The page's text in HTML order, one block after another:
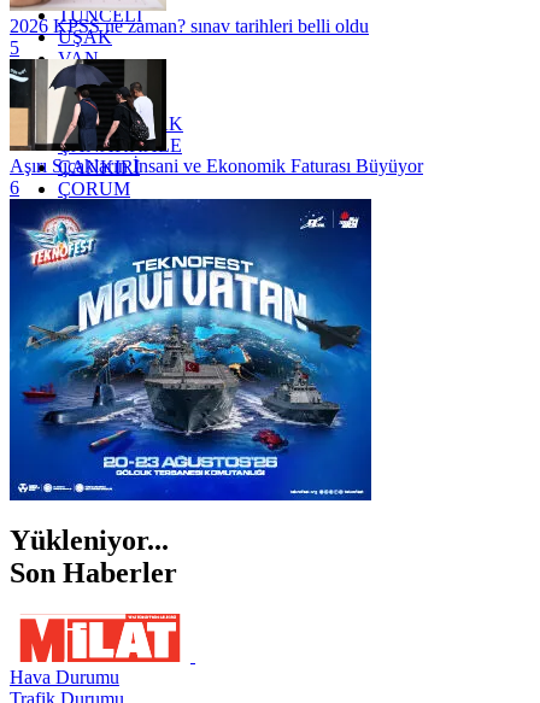
TUNCELİ
UŞAK
VAN
YALOVA
YOZGAT
ZONGULDAK
ÇANAKKALE
ÇANKIRI
ÇORUM
İSTANBUL
İZMİR
ŞANLIURFA
ŞIRNAK
2026 KPSS ne zaman? sınav tarihleri belli oldu
5
Aşırı Sıcakların İnsani ve Ekonomik Faturası Büyüyor
6
Yükleniyor...
Son Haberler
Hava Durumu
Trafik Durumu